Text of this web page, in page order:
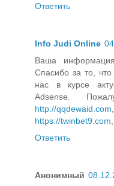
Ответить
Info Judi Online
Ваша
Спасибо за то,
нас в курсе
Adsense.
http://qqdewaid.com
https://twinbet9.com
Ответить
Анонимный